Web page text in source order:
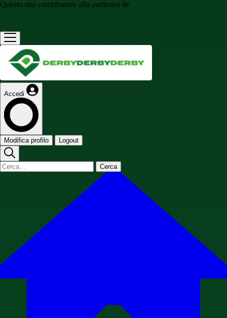
Questo sito contribuisce alla audience de
Accedi
Modifica profilo Logout
Cerca